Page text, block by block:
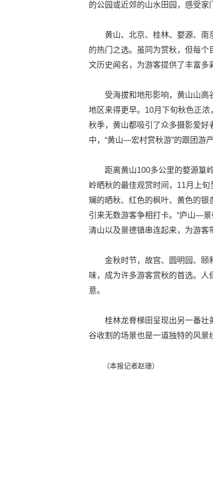
的公园或近郊的山水田园，感受家
黄山、北京、桂林、婺源、南
的热门之选。虽同为赏秋，但每
文历史闻名，为游客提供了丰富多
受海拔和地形影响，黄山山高
地区来得更早。10月下旬秋色正
秋季，黄山都吸引了众多摄影爱
中，“黄山—宏村赏秋游”的跟团游
距离黄山100多公里的婺源篁
岭晒秋的最佳观赏时间，11月上
斓的晒秋、红色的枫叶、黄色的银
引来无数游客争相打卡。“庐山—
清山以及景德镇串连起来，为游客
金秋时节，故宫、圆明园、颐
味，成为许多游客赏秋的首选。
意。
桂林龙脊梯田呈现出另一番壮
谷收割的场景也是一道独特的风景
（本报记者赵珊）